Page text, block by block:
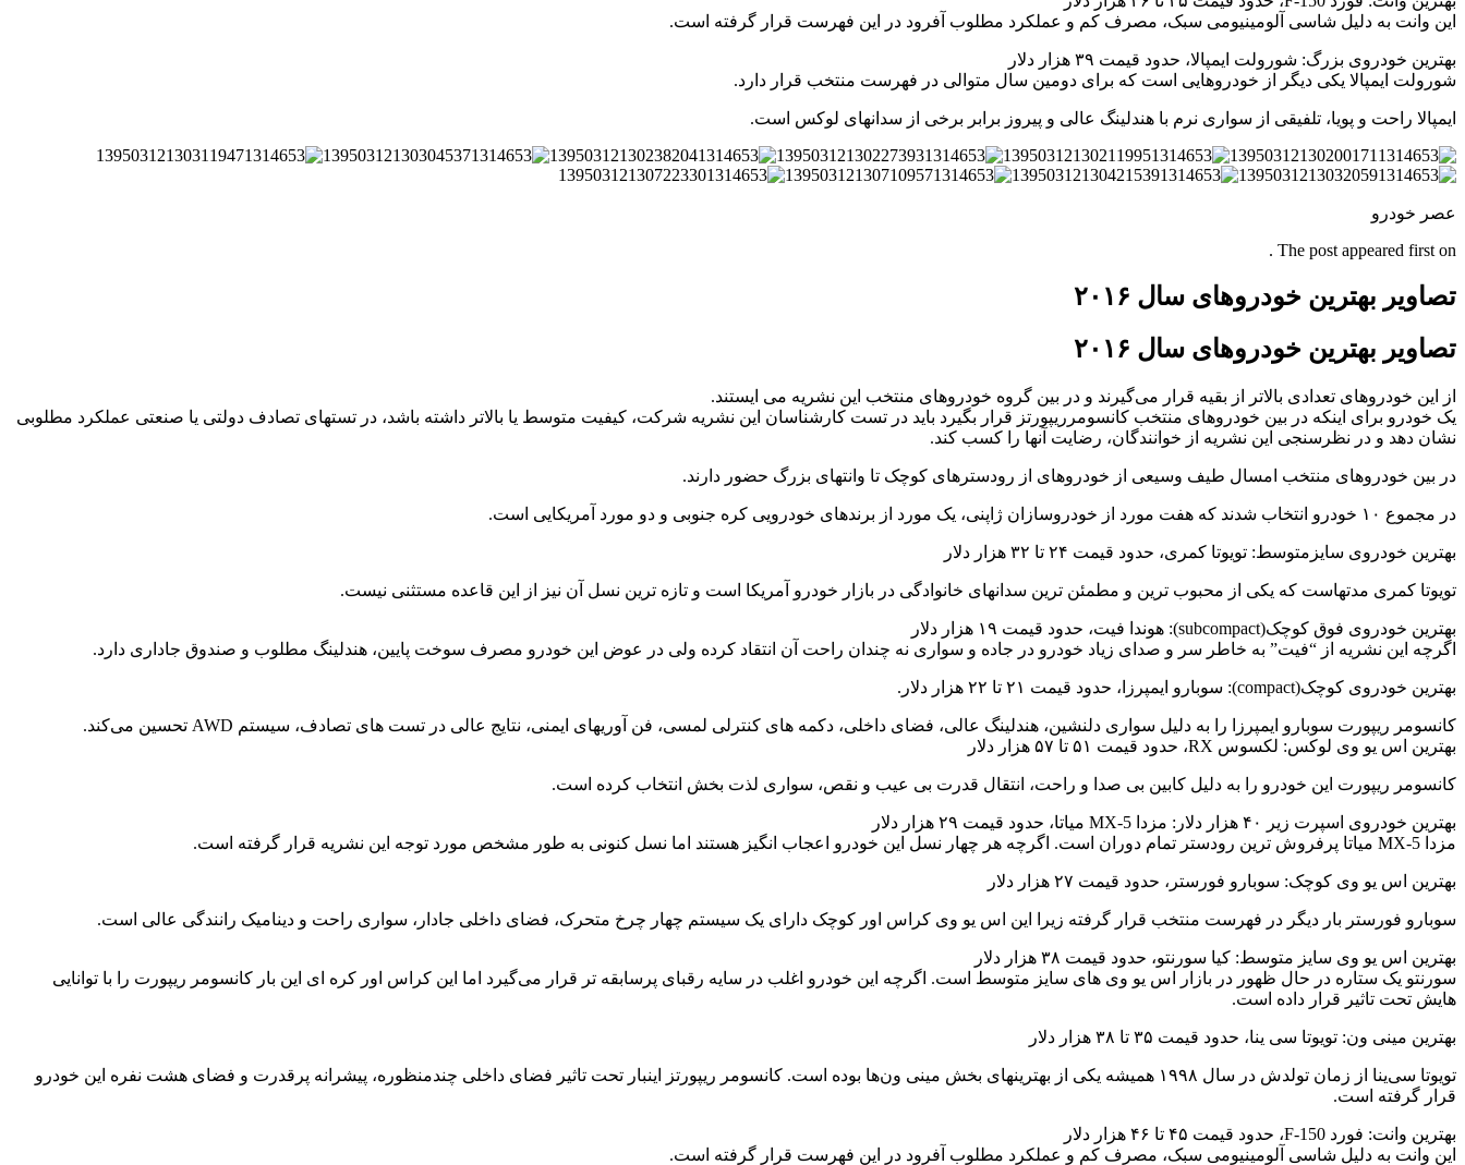
این وانت به دلیل شاسی آلومینیومی سبک، مصرف کم و عملکرد مطلوب آفرود در این فهرست قرار گرفته است.
بهترین خودروی بزرگ: شورولت ایمپالا، حدود قیمت ۳۹ هزار دلار
شورولت ایمپالا یکی دیگر از خودروهایی است که برای دومین سال متوالی در فهرست منتخب قرار دارد.
ایمپالا راحت و پویا، تلفیقی از سواری نرم با هندلینگ عالی و پیروز برابر برخی از سدانهای لوکس است.
عصر خودرو
The post appeared first on .
تصاویر بهترین خودروهای سال ۲۰۱۶
تصاویر بهترین خودروهای سال ۲۰۱۶
از این خودروهای تعدادی بالاتر از بقیه قرار می‌گیرند و در بین گروه خودروهای منتخب این نشریه می ایستند.
یک خودرو برای اینکه در بین خودروهای منتخب کانسومرریپورتز قرار بگیرد باید در تست کارشناسان این نشریه شرکت، کیفیت متوسط یا بالاتر داشته باشد، در تستهای تصادف دولتی یا صنعتی عملکرد مطلوبی
نشان دهد و در نظرسنجی این نشریه از خوانندگان، رضایت آنها را کسب کند.
در بین خودروهای منتخب امسال طیف وسیعی از خودروهای از رودسترهای کوچک تا وانتهای بزرگ حضور دارند.
در مجموع ۱۰ خودرو انتخاب شدند که هفت مورد از خودروسازان ژاپنی، یک مورد از برندهای خودرویی کره جنوبی و دو مورد آمریکایی است.
بهترین خودروی سایزمتوسط: تویوتا کمری، حدود قیمت ۲۴ تا ۳۲ هزار دلار
تویوتا کمری مدتهاست که یکی از محبوب ترین و مطمئن ترین سدانهای خانوادگی در بازار خودرو آمریکا است و تازه ترین نسل آن نیز از این قاعده مستثنی نیست.
بهترین خودروی فوق کوچک(subcompact): هوندا فیت، حدود قیمت ۱۹ هزار دلار
اگرچه این نشریه از “فیت” به خاطر سر و صدای زیاد خودرو در جاده و سواری نه چندان راحت آن انتقاد کرده ولی در عوض این خودرو مصرف سوخت پایین، هندلینگ مطلوب و صندوق جاداری دارد.
بهترین خودروی کوچک(compact): سوبارو ایمپرزا، حدود قیمت ۲۱ تا ۲۲ هزار دلار.
کانسومر ریپورت سوبارو ایمپرزا را به دلیل سواری دلنشین، هندلینگ عالی، فضای داخلی، دکمه های کنترلی لمسی، فن آوریهای ایمنی، نتایج عالی در تست های تصادف، سیستم AWD تحسین می‌کند.
بهترین اس یو وی لوکس: لکسوس RX، حدود قیمت ۵۱ تا ۵۷ هزار دلار
کانسومر ریپورت این خودرو را به دلیل کابین بی صدا و راحت، انتقال قدرت بی عیب و نقص، سواری لذت بخش انتخاب کرده است.
بهترین خودروی اسپرت زیر ۴۰ هزار دلار: مزدا MX-5 میاتا، حدود قیمت ۲۹ هزار دلار
مزدا MX-5 میاتا پرفروش ترین رودستر تمام دوران است. اگرچه هر چهار نسل این خودرو اعجاب انگیز هستند اما نسل کنونی به طور مشخص مورد توجه این نشریه قرار گرفته است.
بهترین اس یو وی کوچک: سوبارو فورستر، حدود قیمت ۲۷ هزار دلار
سوبارو فورستر بار دیگر در فهرست منتخب قرار گرفته زیرا این اس یو وی کراس اور کوچک دارای یک سیستم چهار چرخ متحرک، فضای داخلی جادار، سواری راحت و دینامیک رانندگی عالی است.
بهترین اس یو وی سایز متوسط: کیا سورنتو، حدود قیمت ۳۸ هزار دلار
سورنتو یک ستاره در حال ظهور در بازار اس یو وی های سایز متوسط است. اگرچه این خودرو اغلب در سایه رقبای پرسابقه تر قرار می‌گیرد اما این کراس اور کره ای این بار کانسومر ریپورت را با توانایی
هایش تحت تاثیر قرار داده است.
بهترین مینی ون: تویوتا سی ینا، حدود قیمت ۳۵ تا ۳۸ هزار دلار
تویوتا سی‌ینا از زمان تولدش در سال ۱۹۹۸ همیشه یکی از بهترینهای بخش مینی ون‌ها بوده است. کانسومر ریپورتز اینبار تحت تاثیر فضای داخلی چندمنظوره، پیشرانه پرقدرت و فضای هشت نفره این خودرو
قرار گرفته است.
بهترین وانت: فورد F-150، حدود قیمت ۴۵ تا ۴۶ هزار دلار
این وانت به دلیل شاسی آلومینیومی سبک، مصرف کم و عملکرد مطلوب آفرود در این فهرست قرار گرفته است.